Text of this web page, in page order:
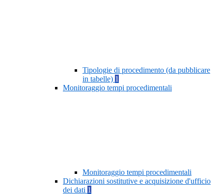
Tipologie di procedimento (da pubblicare
in tabelle) 1
Monitoraggio tempi procedimentali
Monitoraggio tempi procedimentali
Dichiarazioni sostitutive e acquisizione d'ufficio
dei dati 1